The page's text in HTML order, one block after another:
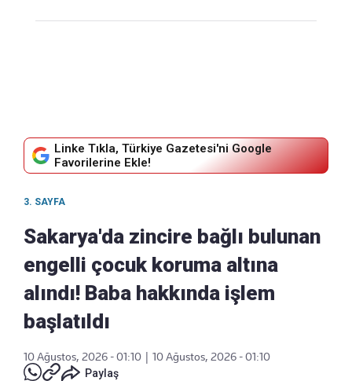
Linke Tıkla, Türkiye Gazetesi'ni Google
Favorilerine Ekle!
3. SAYFA
Sakarya'da zincire bağlı bulunan
engelli çocuk koruma altına
alındı! Baba hakkında işlem
başlatıldı
10 Ağustos, 2026 - 01:10
10 Ağustos, 2026 - 01:10
Paylaş